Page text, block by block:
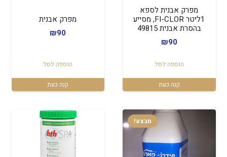
מפרק אבנית לספא
1ליטר FI-CLOR, מסייע
בהסרת אבנית 49815
₪90
הוספה לסל
קנה כעת
מפרק אבנית
₪90
הוספה לסל
קנה כעת
מבצע!